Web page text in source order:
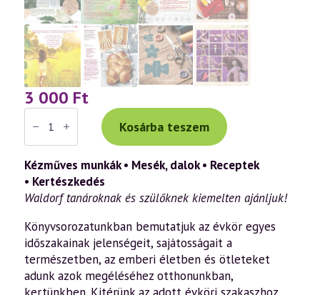
3 000 Ft
Kerek
esztendő
Gyermekekkel
az
évkörön
át
–
1.
Tavasz
mennyiség
Kosárba teszem
Kézműves munkák • Mesék, dalok • Receptek
• Kertészkedés
Waldorf tanároknak és szülőknek kiemelten ajánljuk!
Könyvsorozatunkban bemutatjuk az évkör egyes
időszakainak jelenségeit, sajátosságait a
természetben, az emberi életben és ötleteket
adunk azok megéléséhez otthonunkban,